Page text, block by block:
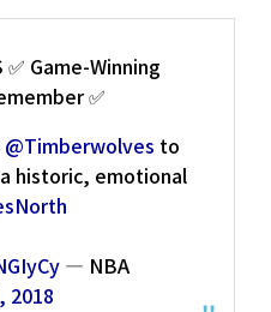
✅ Game-Winning
✅
@Timberwolves to
historic, emotional
— NBA
2018